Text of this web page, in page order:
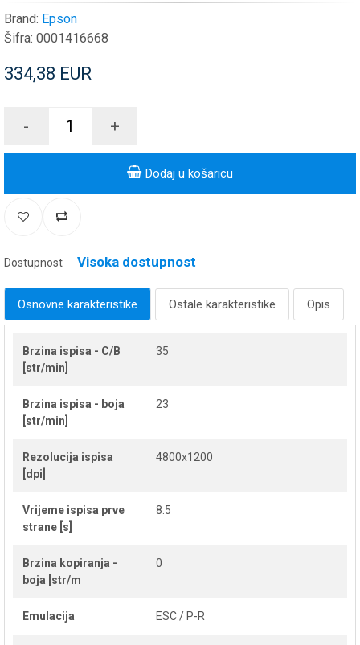
Brand: Epson
Šifra: 0001416668
334,38 EUR
- +
Dodaj u košaricu
Dostupnost Visoka dostupnost
Osnovne karakteristike Ostale karakteristike Opis
Brzina ispisa - C/B
[str/min]
35
Brzina ispisa - boja
[str/min]
23
Rezolucija ispisa
[dpi]
4800x1200
Vrijeme ispisa prve
strane [s]
8.5
Brzina kopiranja -
boja [str/m
0
Emulacija ESC / P-R